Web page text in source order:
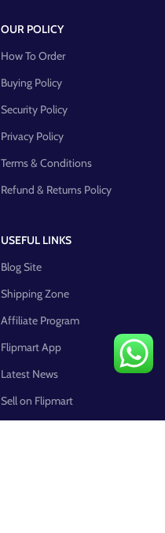
OUR POLICY
How To Order
Buying Policy
Security Policy
Privacy Policy
Terms & Conditions
Refund & Returns Policy
USEFUL LINKS
Blog Site
Shipping Zone
Affiliate Program
Flipmart App
Latest News
Sell on Flipmart